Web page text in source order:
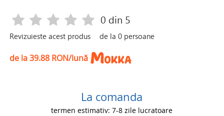
Revizuieste acest produs
0 din 5
de la0 persoane
de la 39.88 RON/lună
La comanda
termen estimativ: 7-8 zile lucratoare